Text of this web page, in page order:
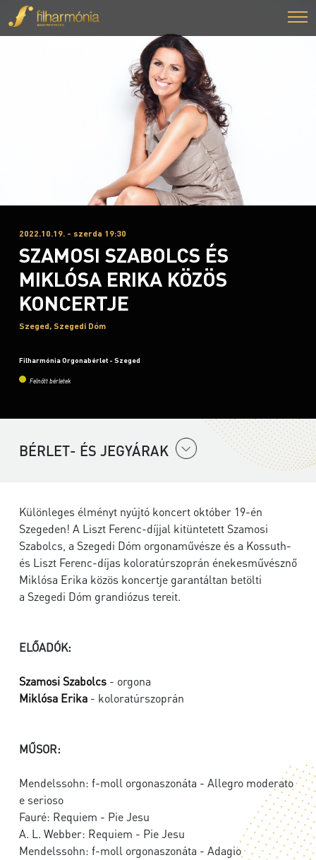
2022.10.19. - szerda 19:30
SZAMOSI SZABOLCS ÉS
MIKLÓSA ERIKA KÖZÖS
KONCERTJE
Szeged, Szegedi Dóm
Filharmónia Orgonabérlet - Szeged
Felnőtt bérletek
BÉRLET- ÉS JEGYÁRAK
Különleges élményt nyújtó koncert október 19-én
Szegeden! A Liszt Ferenc-díjjal kitüntetett Szamosi
Szabolcs, a Szegedi Dóm orgonaművésze és a Kossuth-
és Liszt Ferenc-díjas koloratúrszoprán énekesművésznő
Miklósa Erika közös koncertje garantáltan betölti
a Szegedi Dóm grandiózus tereit.
ELŐADÓK:
Szamosi Szabolcs - orgona
Miklósa Erika - koloratúrszoprán
MŰSOR:
Mendelssohn: f-moll orgonaszonáta - Allegro moderato
e serioso
Fauré: Requiem - Pie Jesu
A. L. Webber: Requiem - Pie Jesu
Mendelssohn: f-moll orgonaszonáta - Adagio